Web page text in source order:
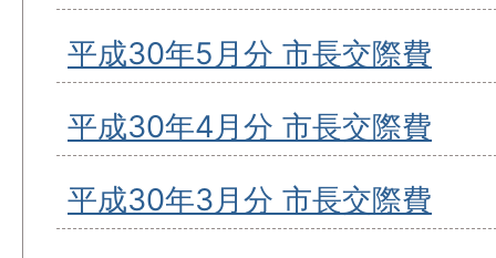
平成30年5月分 市長交際費
平成30年4月分 市長交際費
平成30年3月分 市長交際費